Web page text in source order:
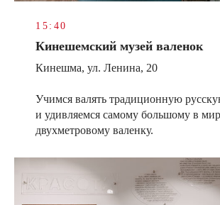
15:40
Кинешемский музей валенок
Кинешма, ул. Ленина, 20
Учимся валять традиционную
и удивляемся самому большому в
двухметровому валенку.